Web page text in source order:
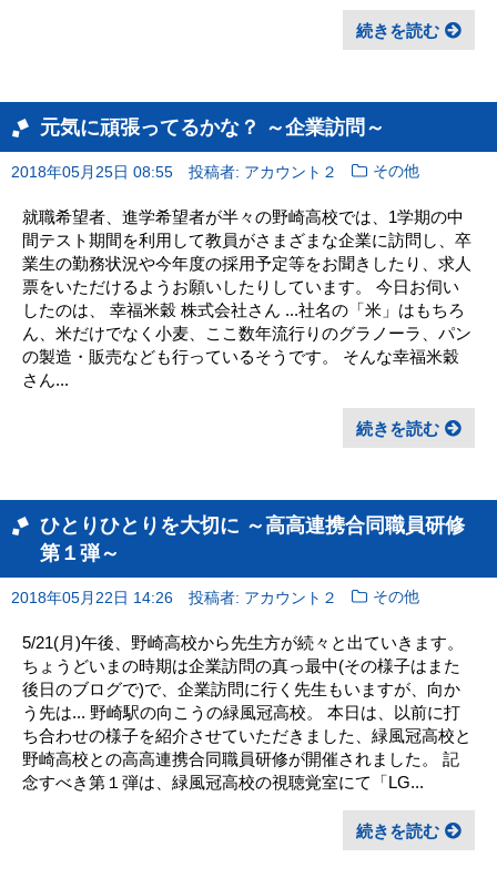
続きを読む
元気に頑張ってるかな？ ～企業訪問～
2018年05月25日 08:55 投稿者: アカウント２ その他
就職希望者、進学希望者が半々の野崎高校では、1学期の中
間テスト期間を利用して教員がさまざまな企業に訪問し、卒
業生の勤務状況や今年度の採用予定等をお聞きしたり、求人
票をいただけるようお願いしたりしています。 今日お伺い
したのは、 幸福米穀 株式会社さん ...社名の「米」はもちろ
ん、米だけでなく小麦、ここ数年流行りのグラノーラ、パン
の製造・販売なども行っているそうです。 そんな幸福米穀
さん...
続きを読む
ひとりひとりを大切に ～高高連携合同職員研修
第１弾～
2018年05月22日 14:26 投稿者: アカウント２ その他
5/21(月)午後、野崎高校から先生方が続々と出ていきます。
ちょうどいまの時期は企業訪問の真っ最中(その様子はまた
後日のブログで)で、企業訪問に行く先生もいますが、向か
う先は... 野崎駅の向こうの緑風冠高校。 本日は、以前に打
ち合わせの様子を紹介させていただきました、緑風冠高校と
野崎高校との高高連携合同職員研修が開催されました。 記
念すべき第１弾は、緑風冠高校の視聴覚室にて「LG...
続きを読む